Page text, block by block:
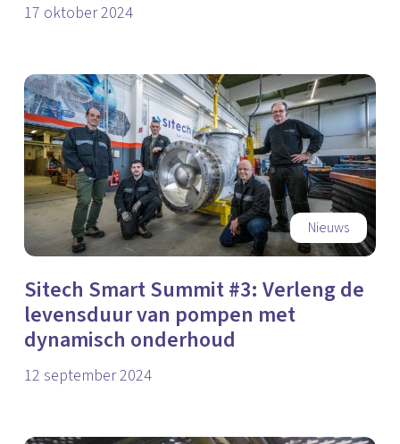
17 oktober 2024
Nieuws
Sitech Smart Summit #3: Verleng de
levensduur van pompen met
dynamisch onderhoud
12 september 2024